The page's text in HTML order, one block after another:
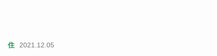
住 2021.12.05